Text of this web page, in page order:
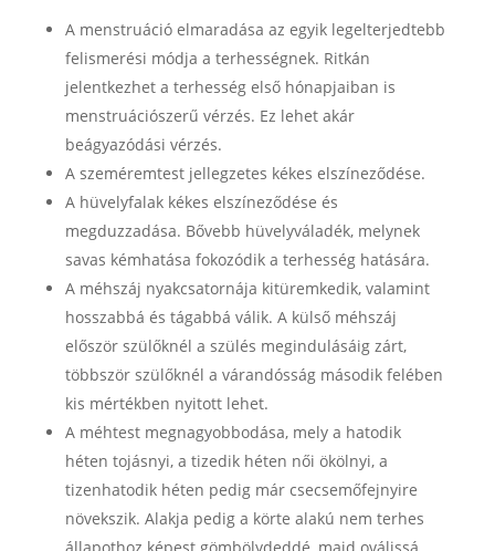
A menstruáció elmaradása az egyik legelterjedtebb
felismerési módja a terhességnek. Ritkán
jelentkezhet a terhesség első hónapjaiban is
menstruációszerű vérzés. Ez lehet akár
beágyazódási vérzés.
A szeméremtest jellegzetes kékes elszíneződése.
A hüvelyfalak kékes elszíneződése és
megduzzadása. Bővebb hüvelyváladék, melynek
savas kémhatása fokozódik a terhesség hatására.
A méhszáj nyakcsatornája kitüremkedik, valamint
hosszabbá és tágabbá válik. A külső méhszáj
először szülőknél a szülés megindulásáig zárt,
többször szülőknél a várandósság második felében
kis mértékben nyitott lehet.
A méhtest megnagyobbodása, mely a hatodik
héten tojásnyi, a tizedik héten női ökölnyi, a
tizenhatodik héten pedig már csecsemőfejnyire
növekszik. Alakja pedig a körte alakú nem terhes